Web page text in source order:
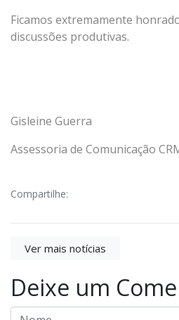
Ficamos extremamente
discussões produtivas.
Gisleine Guerra
Assessoria de Comunicação
Compartilhe:
Ver mais notícias
Deixe um